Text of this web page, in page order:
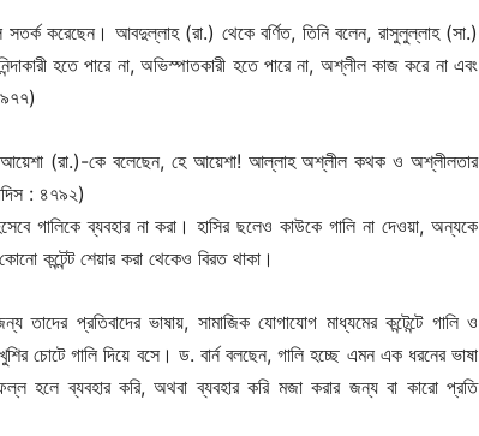
করেছেন। আবদুল্লাহ (রা.) থেকে বর্ণিত, তিনি বলেন, রাসুলুল্লাহ (সা.)
হতে পারে না, অভিস্পাতকারী হতে পারে না, অশ্লীল কাজ করে না এবং
আয়েশা (রা.)-কে বলেছেন, হে আয়েশা! আল্লাহ অশ্লীল কথক ও অশ্লীলতার
: ৪৭৯২)
গালিকে ব্যবহার না করা। হাসির ছলেও কাউকে গালি না দেওয়া, অন্যকে
কন্টেন্ট শেয়ার করা থেকেও বিরত থাকা।
তাদের প্রতিবাদের ভাষায়, সামাজিক যোগাযোগ মাধ্যমের কন্টেন্টে গালি ও
চোটে গালি দিয়ে বসে। ড. বার্ন বলছেন, গালি হচ্ছে এমন এক ধরনের ভাষা
হলে ব্যবহার করি, অথবা ব্যবহার করি মজা করার জন্য বা কারো প্রতি